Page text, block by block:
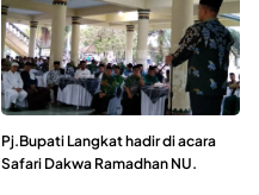
Pj.Bupati Langkat hadir di acara
Safari Dakwa Ramadhan NU.